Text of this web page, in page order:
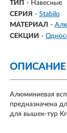
ТИП - Навесные
СЕРИЯ - Stabilo
МАТЕРИАЛ -
СЕКЦИИ -
ОПИСАНИЕ
Алюминиевая
предназначена
для вышек-тур